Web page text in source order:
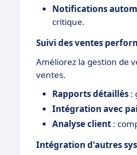
Notifications
critique.
Suivi des ventes
Améliorez la gestion de
ventes.
Rapports détaillés :
Intégration avec
Analyse client :
Intégration d'autres